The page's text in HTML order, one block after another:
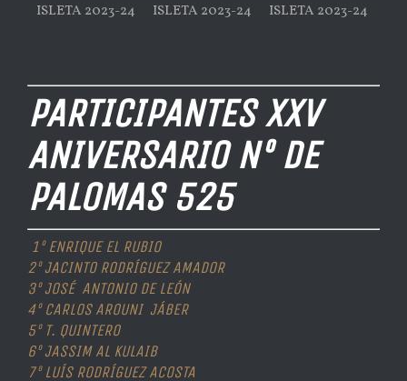
ISLETA 2023-24
ISLETA 2023-24
ISLETA 2023-24
PARTICIPANTES XXV
ANIVERSARIO Nº DE
PALOMAS 525
1º ENRIQUE EL RUBIO
2º JACINTO RODRÍGUEZ AMADOR
3º JOSÉ ANTONIO DE LEÓN
4º CARLOS AROUNI JÁBER
5º T. QUINTERO
6º JASSIM AL KULAIB
7º LUÍS RODRÍGUEZ ACOSTA